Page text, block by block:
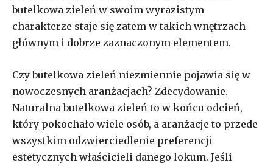
butelkowa zieleń w swoim wyrazistym
charakterze staje się zatem w takich wnętrzach
głównym i dobrze zaznaczonym elementem.
Czy butelkowa zieleń niezmiennie pojawia się w
nowoczesnych aranżacjach? Zdecydowanie.
Naturalna butelkowa zieleń to w końcu odcień,
który pokochało wiele osób, a aranżacje to przede
wszystkim odzwierciedlenie preferencji
estetycznych właścicieli danego lokum. Jeśli